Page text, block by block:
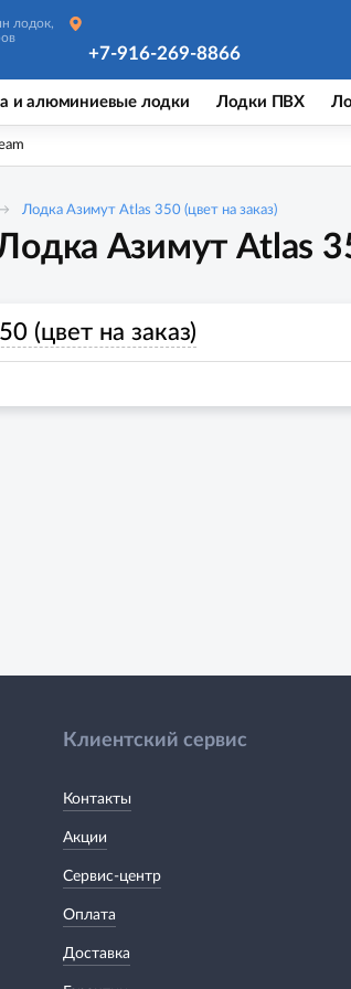
лодок,
+7-916-269-8866
и алюминиевые лодки Лодки ПВХ
Лодка Азимут Atlas 350 (цвет на заказ)
Азимут Atlas
(цвет на заказ)
Клиентский сервис
Контакты
Акции
Сервис-центр
Оплата
Доставка